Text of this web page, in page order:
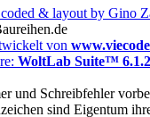
& layout by Gino
von
WoltLab Suite™
und Schreibfehler
sind Eigentum